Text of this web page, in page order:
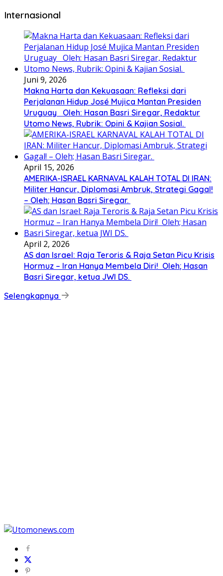
Internasional
Juni 9, 2026
Makna Harta dan Kekuasaan: Refleksi dari
Perjalanan Hidup José Mujica Mantan Presiden
Uruguay Oleh: Hasan Basri Siregar, Redaktur
Utomo News, Rubrik: Opini & Kajian Sosial.
April 15, 2026
AMERIKA-ISRAEL KARNAVAL KALAH TOTAL DI IRAN:
Militer Hancur, Diplomasi Ambruk, Strategi Gagal!
– Oleh; Hasan Basri Siregar.
April 2, 2026
AS dan Israel: Raja Teroris & Raja Setan Picu Krisis
Hormuz – Iran Hanya Membela Diri! Oleh; Hasan
Basri Siregar, ketua JWI DS.
Selengkapnya